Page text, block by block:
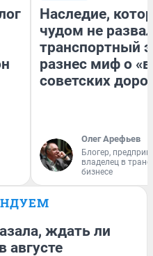
Наследие,
чудом не
транспортный
разнес миф о
советских
Олег Арефьев
Блогер,
владелец в
бизнесе
ждать ли
августе